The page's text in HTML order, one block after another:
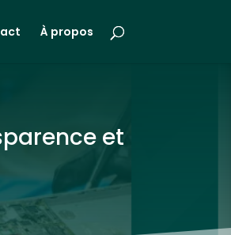
À propos
et